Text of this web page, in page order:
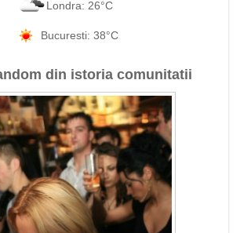
Londra: 26°C
Bucuresti: 38°C
din istoria comunitatii